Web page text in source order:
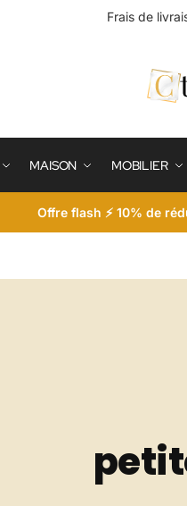
Frais de
MAISON MOBILIER
Offre flash ⚡ 10% de